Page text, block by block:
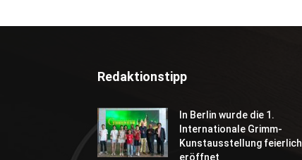
Redaktionstipp
In Berlin wurde die 1.
Internationale Grimm-
Kunstausstellung feierlich
eröffnet